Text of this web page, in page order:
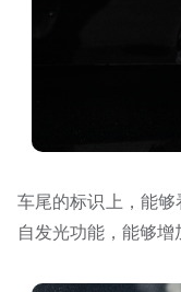
车尾的标识上，能
自发光功能，能够增